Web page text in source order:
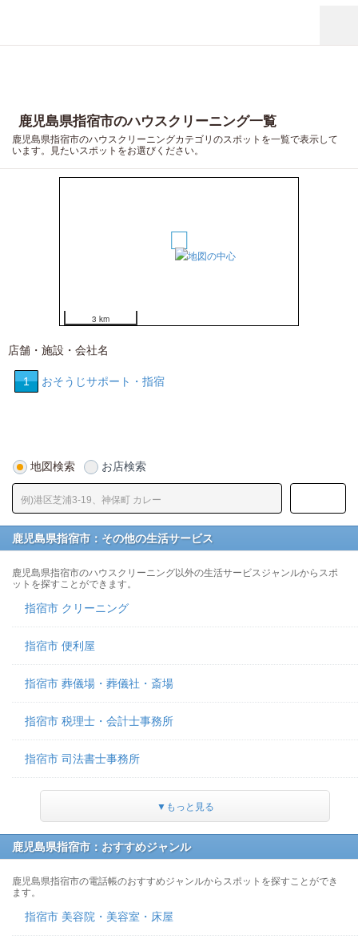
鹿児島県指宿市のハウスクリーニング一覧
鹿児島県指宿市のハウスクリーニングカテゴリのスポットを一覧で表示して
います。見たいスポットをお選びください。
3 km
店舗・施設・会社名
1 おそうじサポート・指宿
地図検索 お店検索
鹿児島県指宿市：その他の生活サービス
鹿児島県指宿市のハウスクリーニング以外の生活サービスジャンルからスポ
ットを探すことができます。
指宿市 クリーニング
指宿市 便利屋
指宿市 葬儀場・葬儀社・斎場
指宿市 税理士・会計士事務所
指宿市 司法書士事務所
▼もっと見る
鹿児島県指宿市：おすすめジャンル
鹿児島県指宿市の電話帳のおすすめジャンルからスポットを探すことができ
ます。
指宿市 美容院・美容室・床屋